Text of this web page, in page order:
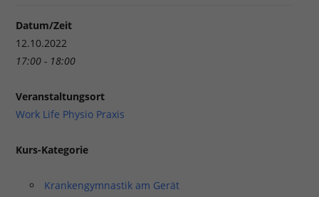
Datum/Zeit
12.10.2022
17:00 - 18:00
Veranstaltungsort
Work Life Physio Praxis
Kurs-Kategorie
Krankengymnastik am Gerät